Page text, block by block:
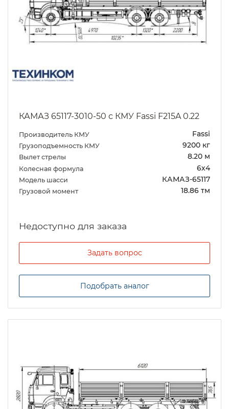
КАМАЗ 65117-3010-50 с КМУ Fassi F215A 0.22
Производитель КМУ Fassi
Грузоподъемность КМУ 9200 кг
Вылет стрелы 8.20 м
Колесная формула 6х4
Модель шасси КАМАЗ-65117
Грузовой момент 18.86 тм
Задать вопрос
Подобрать аналог